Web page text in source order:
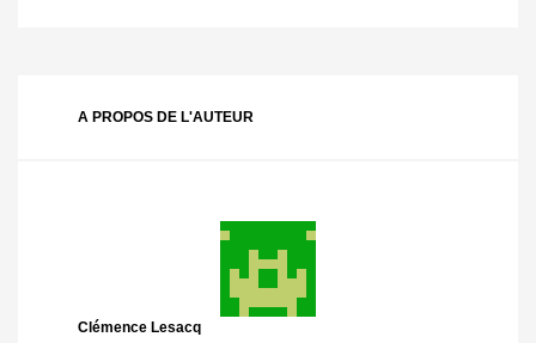
A PROPOS DE L'AUTEUR
Clémence Lesacq